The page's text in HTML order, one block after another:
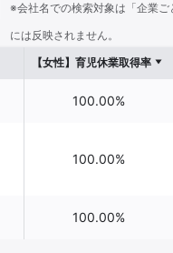
※会社名での検索対象は「企業
には反映されません。
【女性】育児休業取得率
100.00%
100.00%
100.00%